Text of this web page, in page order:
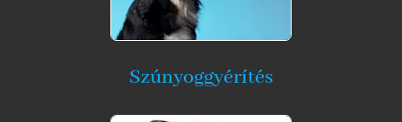
Szúnyoggyérítés